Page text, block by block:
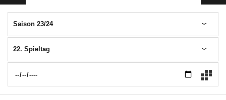
Saison 23/24
22. Spieltag